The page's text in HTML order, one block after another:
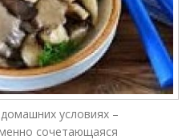
условиях –
сочетающаяся